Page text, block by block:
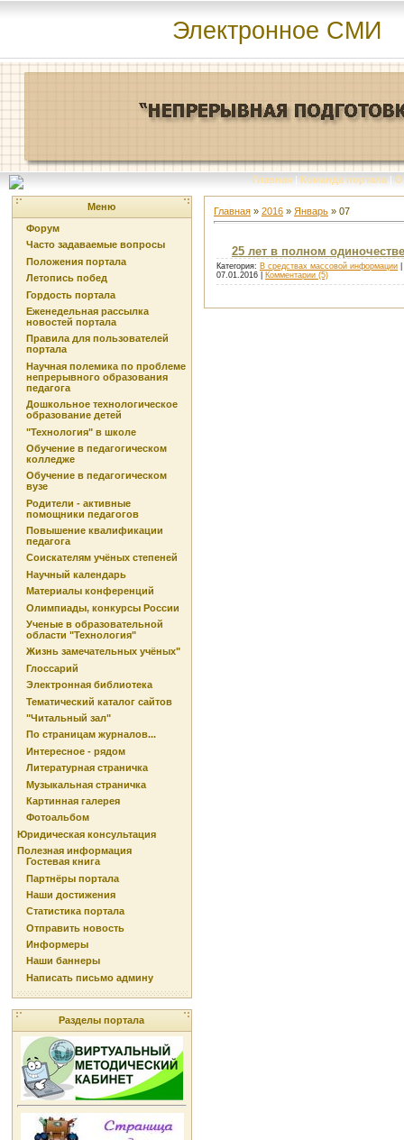
Электронное СМИ
Главная | Команда портала | О
Меню
Форум
Часто задаваемые вопросы
Положения портала
Летопись побед
Гордость портала
Еженедельная рассылка
новостей портала
Правила для пользователей
портала
Научная полемика по проблеме
непрерывного образования
педагога
Дошкольное технологическое
образование детей
"Технология" в школе
Обучение в педагогическом
колледже
Обучение в педагогическом
вузе
Родители - активные
помощники педагогов
Повышение квалификации
педагога
Соискателям учёных степеней
Научный календарь
Материалы конференций
Олимпиады, конкурсы России
Ученые в образовательной
области "Технология"
Жизнь замечательных учёных"
Глоссарий
Электронная библиотека
Тематический каталог сайтов
"Читальный зал"
По страницам журналов...
Интересное - рядом
Литературная страничка
Музыкальная страничка
Картинная галерея
Фотоальбом
Юридическая консультация
Полезная информация
Гостевая книга
Партнёры портала
Наши достижения
Статистика портала
Отправить новость
Информеры
Наши баннеры
Написать письмо админу
Разделы портала
Главная » 2016 » Январь » 07
25 лет в полном
Категория: В средствах массовой информации
07.01.2016
Комментарии (5)